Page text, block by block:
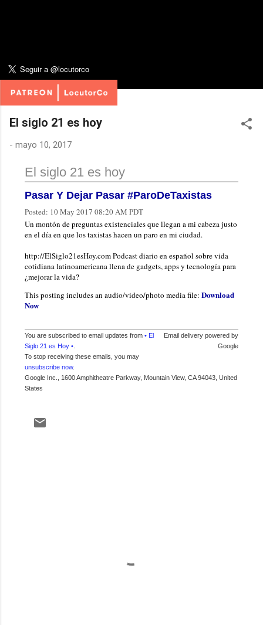
El siglo 21 es hoy
- mayo 10, 2017
El siglo 21 es hoy
Pasar Y Dejar Pasar #ParoDeTaxistas
Posted: 10 May 2017 08:20 AM PDT
Un montón de preguntas existenciales que llegan a mi cabeza justo
en el día en que los taxistas hacen un paro en mi ciudad.
http://ElSiglo21esHoy.com Podcast diario en español sobre vida
cotidiana latinoamericana llena de gadgets, apps y tecnología para
¿mejorar la vida?
This posting includes an audio/video/photo media file: Download
Now
You are subscribed to email updates from • El
Siglo 21 es Hoy •
To stop receiving these emails, you may
unsubscribe now.
Email delivery powered by
Google
Google Inc., 1600 Amphitheatre Parkway, Mountain View, CA 94043, United
States